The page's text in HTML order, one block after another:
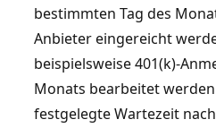
bestimmten Tag des
Anbieter eingereicht
beispielsweise 401(k)-
Monats bearbeitet
festgelegte Wartezeit